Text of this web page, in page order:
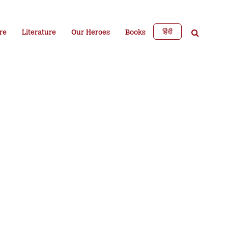
Literature Our Heroes Books हिंदी